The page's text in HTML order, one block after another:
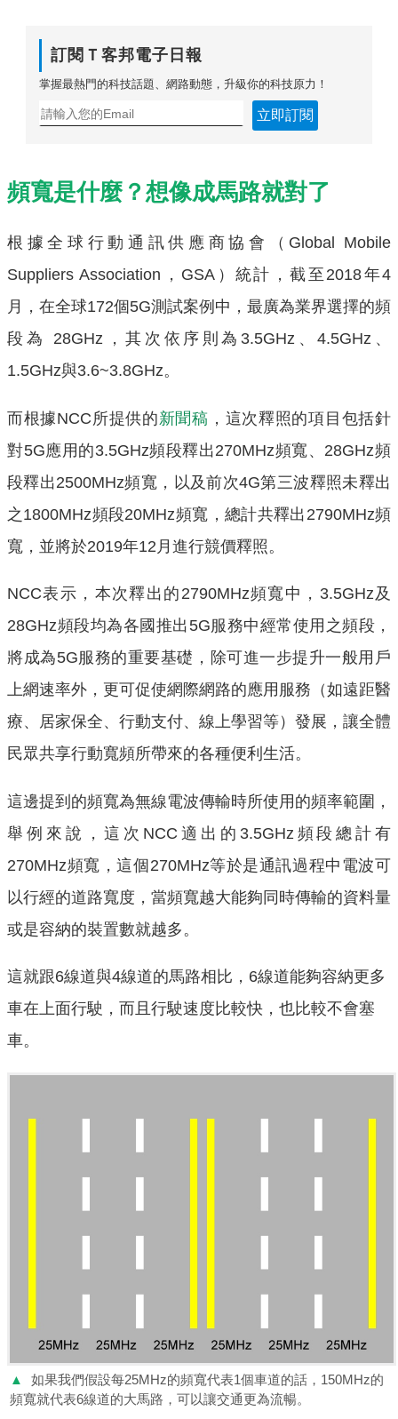
訂閱Ｔ客邦電子日報
掌握最熱門的科技話題、網路動態，升級你的科技原力！
立即訂閱
頻寬是什麼？想像成馬路就對了
根據全球行動通訊供應商協會（Global Mobile
Suppliers Association，GSA）統計，截至2018年4
月，在全球172個5G測試案例中，最廣為業界選擇的頻
段為 28GHz，其次依序則為3.5GHz、4.5GHz、
1.5GHz與3.6~3.8GHz。
而根據NCC所提供的新聞稿 ，這次釋照的項目包括針
對5G應用的3.5GHz頻段釋出270MHz頻寬、28GHz頻
段釋出2500MHz頻寬，以及前次4G第三波釋照未釋出
之1800MHz頻段20MHz頻寬，總計共釋出2790MHz頻
寬，並將於2019年12月進行競價釋照。
NCC表示，本次釋出的2790MHz頻寬中，3.5GHz及
28GHz頻段均為各國推出5G服務中經常使用之頻段，
將成為5G服務的重要基礎，除可進一步提升一般用戶
上網速率外，更可促使網際網路的應用服務（如遠距醫
療、居家保全、行動支付、線上學習等）發展，讓全體
民眾共享行動寬頻所帶來的各種便利生活。
這邊提到的頻寬為無線電波傳輸時所使用的頻率範圍，
舉例來說，這次NCC適出的3.5GHz頻段總計有
270MHz頻寬，這個270MHz等於是通訊過程中電波可
以行經的道路寬度，當頻寬越大能夠同時傳輸的資料量
或是容納的裝置數就越多。
這就跟6線道與4線道的馬路相比，6線道能夠容納更多
車在上面行駛，而且行駛速度比較快，也比較不會塞
車。
▲
如果我們假設每25MHz的頻寬代表1個車道的話，150MHz的
頻寬就代表6線道的大馬路，可以讓交通更為流暢。